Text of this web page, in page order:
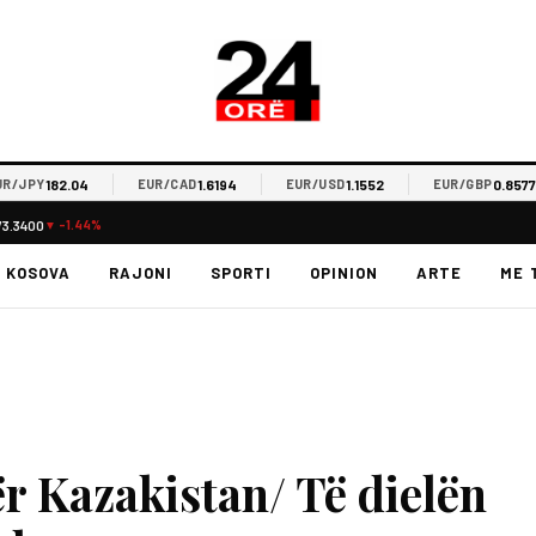
182.04 EUR/CAD1.6194 EUR/USD1.1552 EUR/GBP0.8577
▼ -1.44%
KOSOVA RAJONI SPORTI OPINION ARTE ME
Kazakistan/ Të dielën